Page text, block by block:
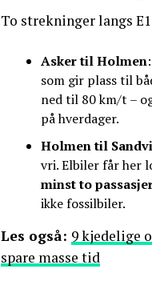
To strekninger langs
Asker til Holmen
som gir plass til
ned til 80 km/t –
på hverdager.
Holmen til
vri. Elbiler får her
minst to
ikke fossilbiler.
Les også: 9 kjedelige
spare masse tid